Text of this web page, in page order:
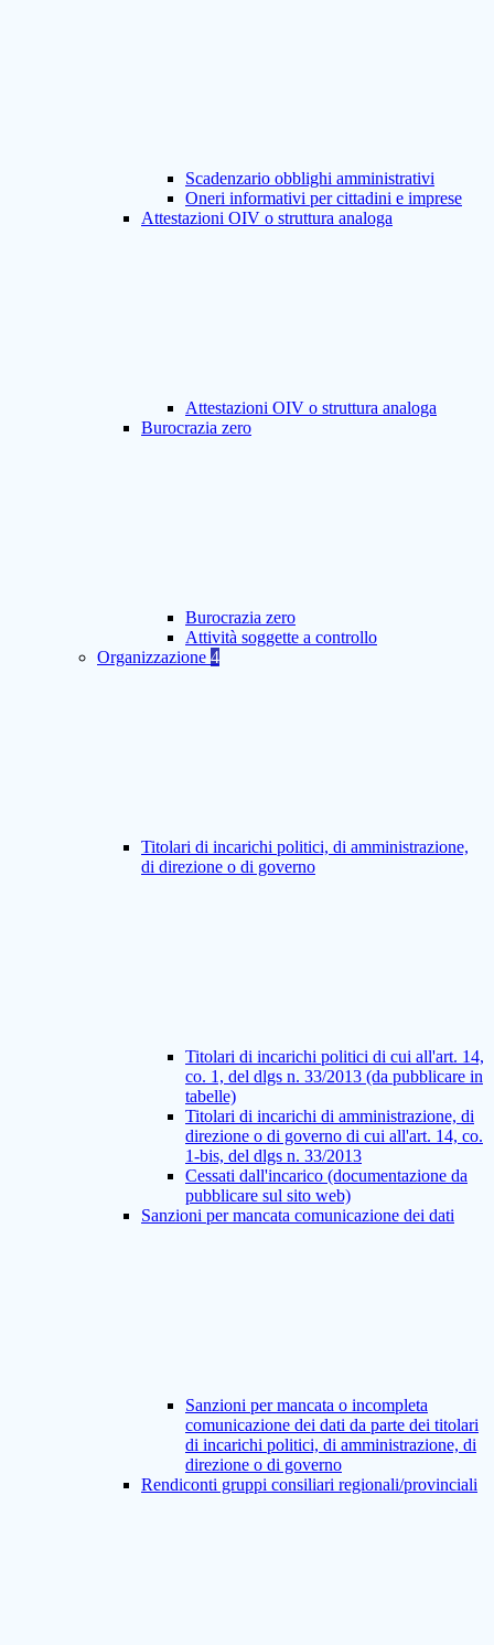
Scadenzario obblighi amministrativi
Oneri informativi per cittadini e imprese
Attestazioni OIV o struttura analoga
Attestazioni OIV o struttura analoga
Burocrazia zero
Burocrazia zero
Attività soggette a controllo
Organizzazione 4
Titolari di incarichi politici, di amministrazione,
di direzione o di governo
Titolari di incarichi politici di cui all'art. 14,
co. 1, del dlgs n. 33/2013 (da pubblicare in
tabelle)
Titolari di incarichi di amministrazione, di
direzione o di governo di cui all'art. 14, co.
1-bis, del dlgs n. 33/2013
Cessati dall'incarico (documentazione da
pubblicare sul sito web)
Sanzioni per mancata comunicazione dei dati
Sanzioni per mancata o incompleta
comunicazione dei dati da parte dei titolari
di incarichi politici, di amministrazione, di
direzione o di governo
Rendiconti gruppi consiliari regionali/provinciali